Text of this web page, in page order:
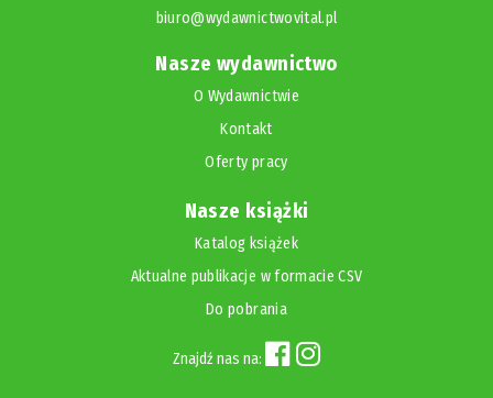
biuro@wydawnictwovital.pl
Nasze wydawnictwo
O Wydawnictwie
Kontakt
Oferty pracy
Nasze książki
Katalog książek
Aktualne publikacje w formacie CSV
Do pobrania
Znajdź nas na: